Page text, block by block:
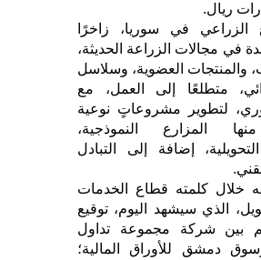
الزراعي في سوريا، زاخرًا
في مجالات الزراعة الحديثة،
والمنتجات العضوية، وسلاسل
متطلعًا إلى العمل، مع
لتطوير مشروعاتٍ نوعية
المزارع النموذجية،
إضافة إلى التبادل
خلال كلمته قطاع الخدمات
الذي سيشهد اليوم، توقيع
بين شركة مجموعة تداول
دمشق للأوراق المالية؛